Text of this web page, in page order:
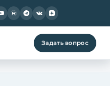
Задать вопрос